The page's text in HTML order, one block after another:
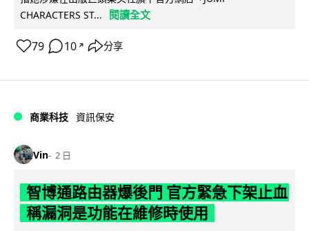
CHARACTERS ST...
閱讀全文
79 10 ↗ 分享
商業科技 資訊保安
Vin 2 日
智博通路由器爆後門 官方緊急下架止血
稱漏洞是功能在維修時使用